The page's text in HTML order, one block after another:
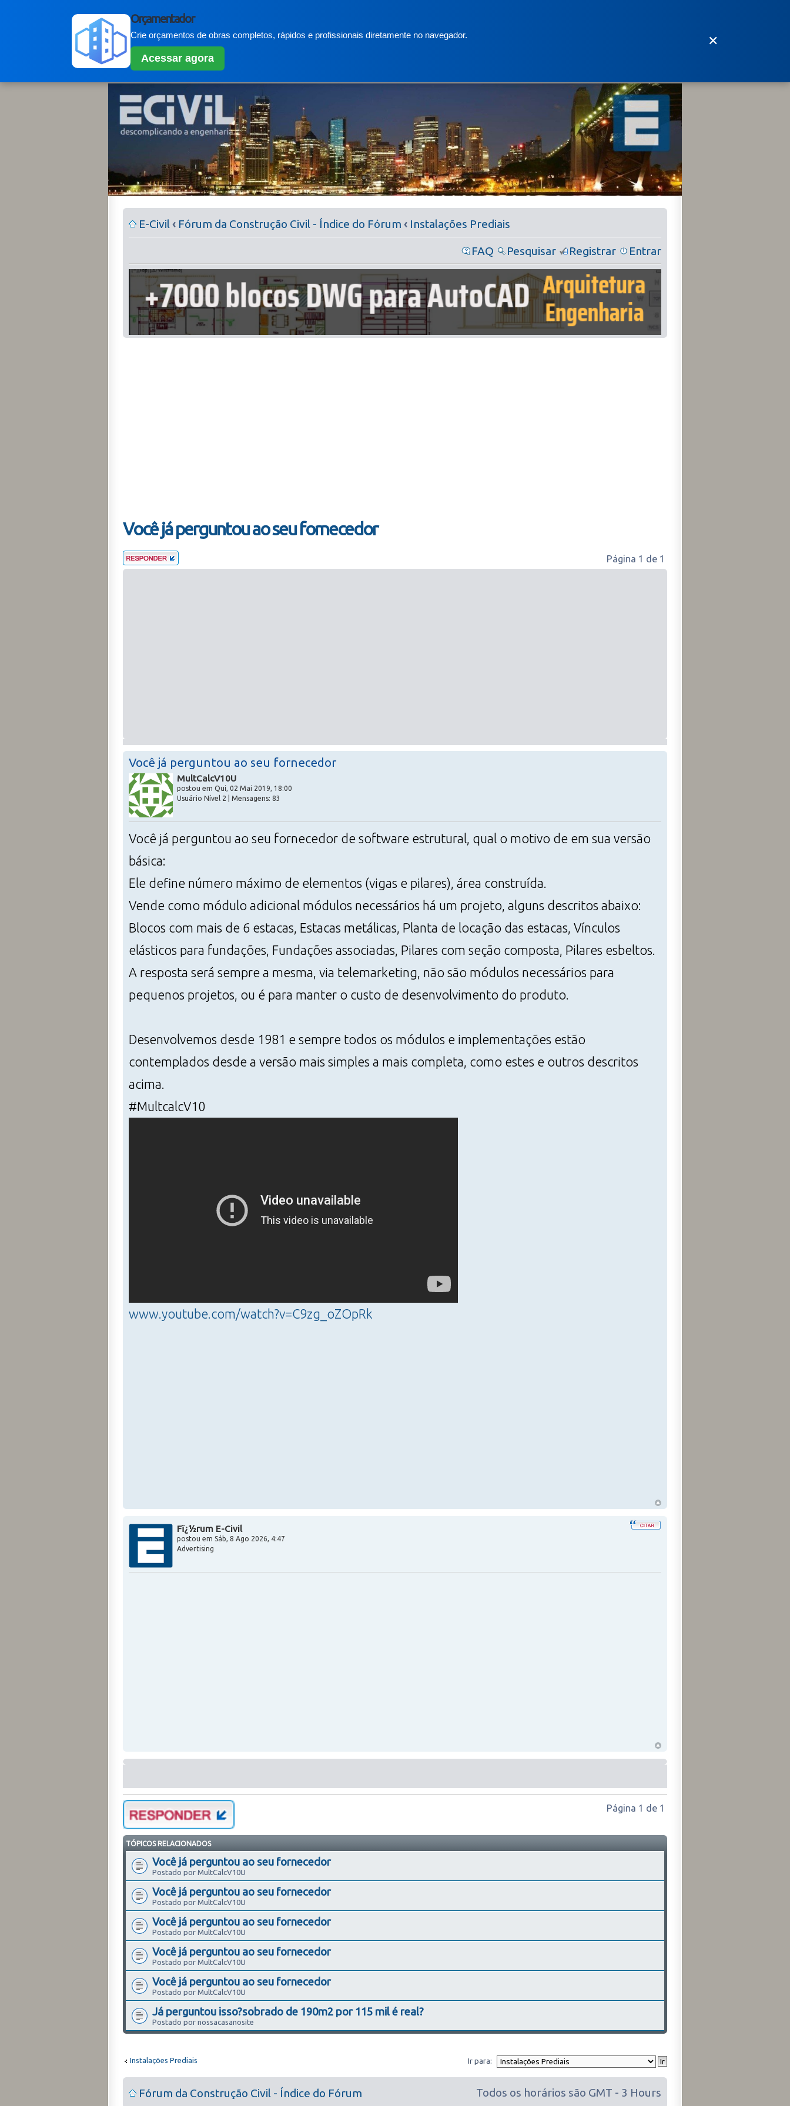
Orçamentador
Crie orçamentos de obras completos, rápidos e profissionais diretamente no navegador.
Acessar agora
✕
E-Civil‹ Fórum da Construção Civil - Índice do Fórum ‹ Instalações Prediais
FAQ Pesquisar Registrar Entrar
Você já perguntou ao seu fornecedor
Página 1 de 1
Você já perguntou ao seu fornecedor
MultCalcV10U
postou em Qui, 02 Mai 2019, 18:00
Usuário Nível 2 | Mensagens: 83
Você já perguntou ao seu fornecedor de software estrutural, qual o motivo de em sua versão
básica:
Ele define número máximo de elementos (vigas e pilares), área construída.
Vende como módulo adicional módulos necessários há um projeto, alguns descritos abaixo:
Blocos com mais de 6 estacas, Estacas metálicas, Planta de locação das estacas, Vínculos
elásticos para fundações, Fundações associadas, Pilares com seção composta, Pilares esbeltos.
A resposta será sempre a mesma, via telemarketing, não são módulos necessários para
pequenos projetos, ou é para manter o custo de desenvolvimento do produto.
Desenvolvemos desde 1981 e sempre todos os módulos e implementações estão
contemplados desde a versão mais simples a mais completa, como estes e outros descritos
acima.
#MultcalcV10
www.youtube.com/watch?v=C9zg_oZOpRk
Fï¿½rum E-Civil
postou em Sáb, 8 Ago 2026, 4:47
Advertising
Página 1 de 1
TÓPICOS RELACIONADOS
Você já perguntou ao seu fornecedor
Postado por MultCalcV10U
Você já perguntou ao seu fornecedor
Postado por MultCalcV10U
Você já perguntou ao seu fornecedor
Postado por MultCalcV10U
Você já perguntou ao seu fornecedor
Postado por MultCalcV10U
Você já perguntou ao seu fornecedor
Postado por MultCalcV10U
Já perguntou isso?sobrado de 190m2 por 115 mil é real?
Postado por nossacasanosite
Instalações Prediais Ir para:
Fórum da Construção Civil - Índice do Fórum Todos os horários são GMT - 3 Hours